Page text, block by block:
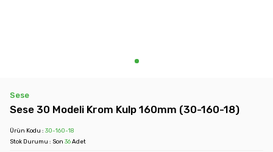
Sese
Sese 30 Modeli Krom Kulp 160mm (30-160-18)
Ürün Kodu : 30-160-18
Stok Durumu : Son 36Adet